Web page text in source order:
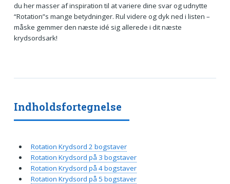
du her masser af inspiration til at variere dine svar og udnytte
“Rotation”s mange betydninger. Rul videre og dyk ned i listen –
måske gemmer den næste idé sig allerede i dit næste
krydsordsark!
Indholdsfortegnelse
Rotation Krydsord 2 bogstaver
Rotation Krydsord på 3 bogstaver
Rotation Krydsord på 4 bogstaver
Rotation Krydsord på 5 bogstaver